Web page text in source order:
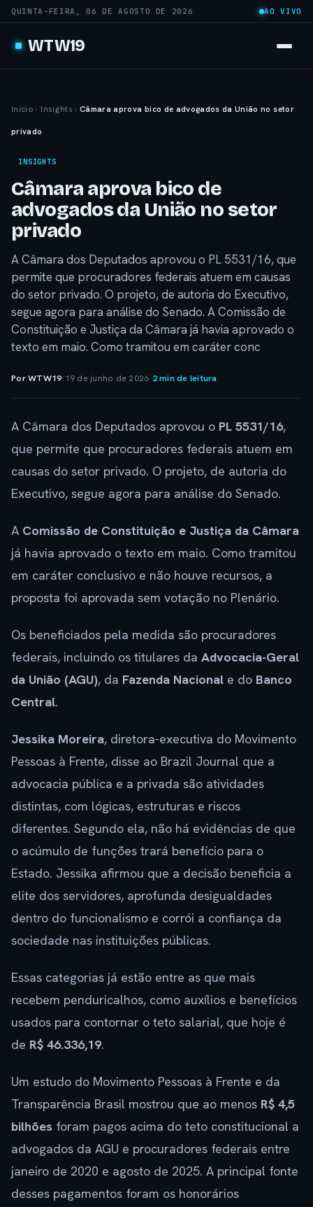
QUINTA-FEIRA, 06 DE AGOSTO DE 2026 AO VIVO
WTW19
Início › Insights › Câmara aprova bico de advogados da União no setor
privado
INSIGHTS
Câmara aprova bico de
advogados da União no setor
privado
A Câmara dos Deputados aprovou o PL 5531/16, que
permite que procuradores federais atuem em causas
do setor privado. O projeto, de autoria do Executivo,
segue agora para análise do Senado. A Comissão de
Constituição e Justiça da Câmara já havia aprovado o
texto em maio. Como tramitou em caráter conc
Por WTW19· 19 de junho de 2026· 2 min de leitura
A Câmara dos Deputados aprovou o PL 5531/16,
que permite que procuradores federais atuem em
causas do setor privado. O projeto, de autoria do
Executivo, segue agora para análise do Senado.
A Comissão de Constituição e Justiça da Câmara
já havia aprovado o texto em maio. Como tramitou
em caráter conclusivo e não houve recursos, a
proposta foi aprovada sem votação no Plenário.
Os beneficiados pela medida são procuradores
federais, incluindo os titulares da Advocacia-Geral
da União (AGU), da Fazenda Nacional e do Banco
Central.
Jessika Moreira, diretora-executiva do Movimento
Pessoas à Frente, disse ao Brazil Journal que a
advocacia pública e a privada são atividades
distintas, com lógicas, estruturas e riscos
diferentes. Segundo ela, não há evidências de que
o acúmulo de funções trará benefício para o
Estado. Jessika afirmou que a decisão beneficia a
elite dos servidores, aprofunda desigualdades
dentro do funcionalismo e corrói a confiança da
sociedade nas instituições públicas.
Essas categorias já estão entre as que mais
recebem penduricalhos, como auxílios e benefícios
usados para contornar o teto salarial, que hoje é
de R$ 46.336,19.
Um estudo do Movimento Pessoas à Frente e da
Transparência Brasil mostrou que ao menos R$ 4,5
bilhões foram pagos acima do teto constitucional a
advogados da AGU e procuradores federais entre
janeiro de 2020 e agosto de 2025. A principal fonte
desses pagamentos foram os honorários